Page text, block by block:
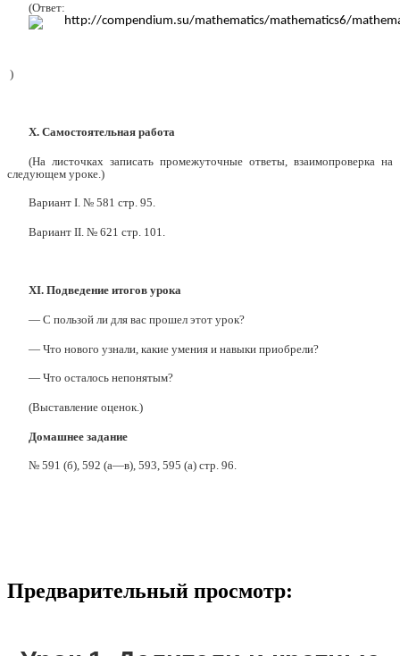
(Ответ:
)
X. Самостоятельная работа
(На листочках записать промежуточные ответы, взаимопроверка на
следующем уроке.)
Вариант I. № 581 стр. 95.
Вариант II. № 621 стр. 101.
XI. Подведение итогов урока
— С пользой ли для вас прошел этот урок?
— Что нового узнали, какие умения и навыки приобрели?
— Что осталось непонятым?
(Выставление оценок.)
Домашнее задание
№ 591 (б), 592 (а—в), 593, 595 (а) стр. 96.
Предварительный просмотр: